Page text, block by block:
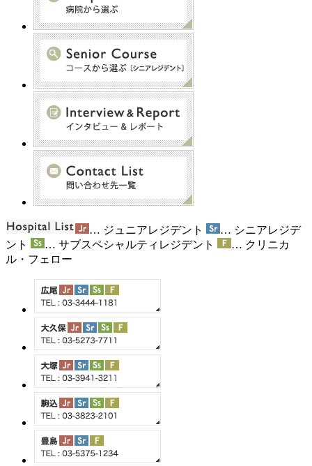
… ジュニアレジデント
… シニアレジデ
ント
… サブスペシャルティレジデント
… クリニカ
ル・フェロー